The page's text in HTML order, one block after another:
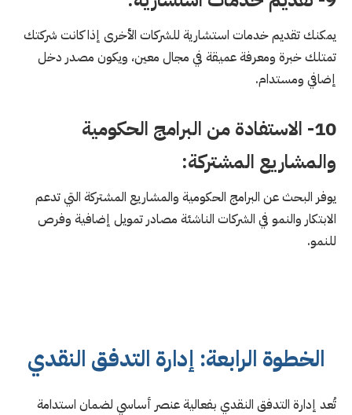
يمكنك تقديم خدمات استشارية للشركات الأخرى إذا كانت شركتك
تمتلك خبرة ومعرفة عميقة في مجال معين، ويكون مصدر دخل
إضافي ومستدام.
10- الاستفادة من البرامج الحكومية
والمشاريع المشتركة:
يوفر البحث عن البرامج الحكومية والمشاريع المشتركة التي تدعم
الابتكار والنمو في الشركات الناشئة مصادر تمويل إضافية وفرص
للنمو.
الخطوة الرابعة: إدارة التدفق النقدي
تُعد إدارة التدفق النقدي بفعالية عنصر أساسي لضمان استدامة